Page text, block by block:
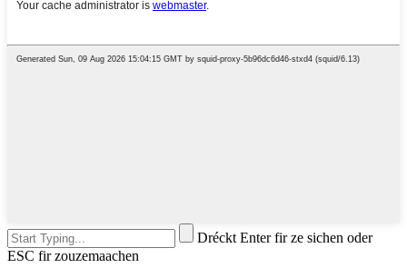
Dréckt Enter fir ze sichen oder
ESC fir zouzemaachen